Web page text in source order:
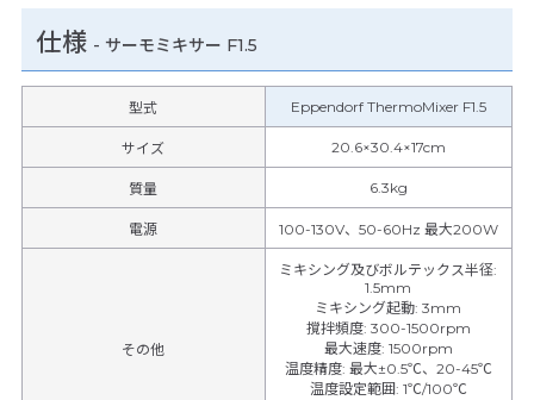
仕様 - サーモミキサー F1.5
型式 Eppendorf ThermoMixer F1.5
サイズ 20.6×30.4×17cm
質量 6.3kg
電源 100-130V、50-60Hz 最大200W
その他
ミキシング及びボルテックス半径:
1.5mm
ミキシング起動:3mm
撹拌頻度: 300-1500rpm
最大速度: 1500rpm
温度精度: 最大±0.5℃、20-45℃
温度設定範囲: 1℃/100℃